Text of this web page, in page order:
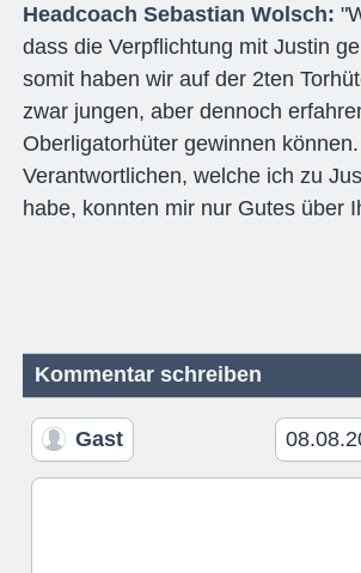
Headcoach Sebastian Wolsch:
dass die Verpflichtung mit Justin
somit haben wir auf der 2ten
zwar jungen, aber dennoch
Oberligatorhüter gewinnen
Verantwortlichen, welche ich zu
habe, konnten mir nur Gutes über
Kommentar schreiben
Gast